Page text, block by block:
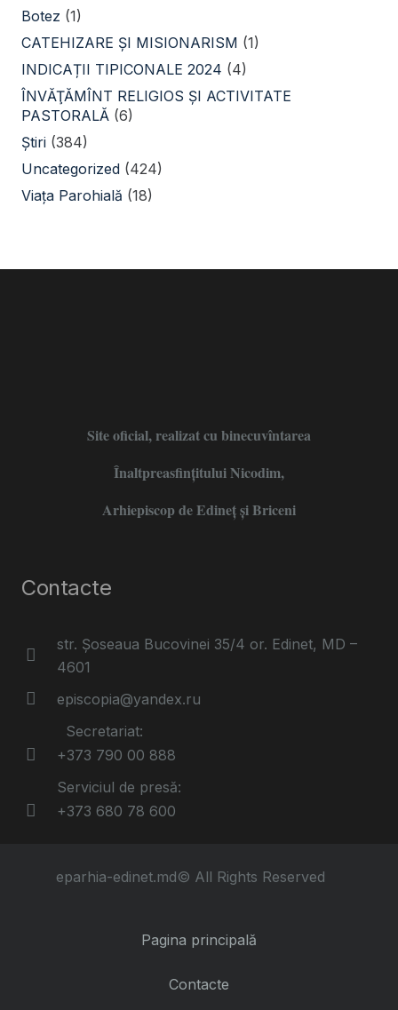
Botez (1)
CATEHIZARE ŞI MISIONARISM (1)
INDICAȚII TIPICONALE 2024 (4)
ÎNVĂŢĂMÎNT RELIGIOS ŞI ACTIVITATE
PASTORALĂ (6)
Știri (384)
Uncategorized (424)
Viața Parohială (18)
Site oficial, realizat cu binecuvîntarea
Înaltpreasfințitului Nicodim,
Arhiepiscop de Edineţ şi Briceni
Contacte
str. Șoseaua Bucovinei 35/4 or. Edinet, MD –
4601
episcopia@yandex.ru
Secretariat:
+373 790 00 888
Serviciul de presă:
+373 680 78 600
eparhia-edinet.md© All Rights Reserved
Pagina principală
Contacte